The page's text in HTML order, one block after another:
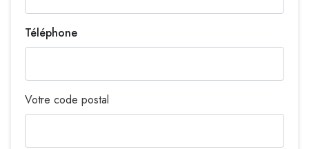
Téléphone
Votre code postal